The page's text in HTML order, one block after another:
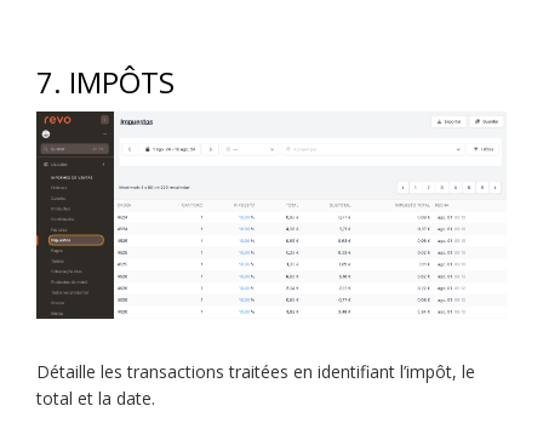
7. IMPÔTS
Détaille les transactions traitées en identifiant l’impôt, le
total et la date.